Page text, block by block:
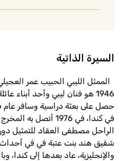
السيرة الذاتية
الممثل الليبي الحبيب عمر
1946 هو فنان ليبي وأحد أبناء
في كندا، في 1976
الراحل مصطفى العقاد للتمثيل
شقيق هند بنت عتبة في في أحداث
والإنجليزية، عاد بعدها إلى كندا،